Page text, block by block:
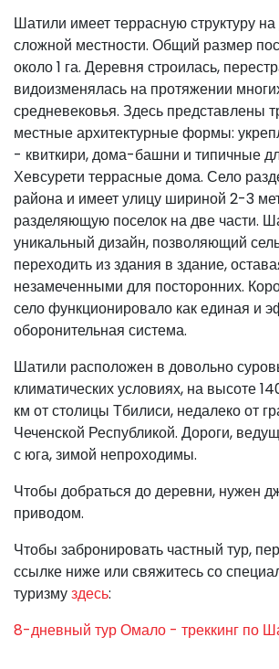
Шатили имеет террасную структуру
сложной местности. Общий размер
около 1 га. Деревня строилась,
видоизменялась на протяжении
средневековья. Здесь представлены
местные архитектурные формы:
- квиткири, дома-башни и типичные
Хевсурети террасные дома. Село
района и имеет улицу шириной 2-3
разделяющую поселок на две части.
уникальный дизайн, позволяющий
переходить из здания в здание,
незамеченными для посторонних.
село функционировало как единая и
оборонительная система.
Шатили расположен в довольно
климатических условиях, на высоте
км от столицы Тбилиси, недалеко от
Чеченской Республикой. Дороги,
с юга, зимой непроходимы.
Чтобы добраться до деревни, нужен
приводом.
Чтобы забронировать частный тур,
ссылке ниже или свяжитесь со
туризмуздесь:
8-дневный тур Омало - треккинг по